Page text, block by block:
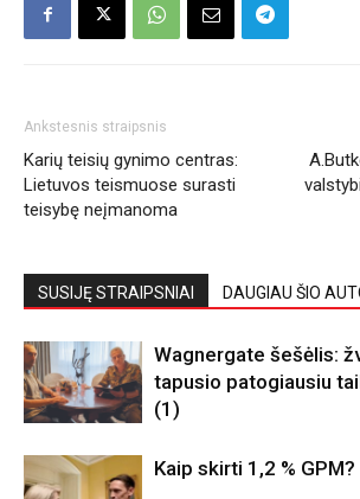
Ankstesnis straipsnis
Karių teisių gynimo centras:
Lietuvos teismuose surasti
teisybę neįmanoma
SUSIJĘ STRAIPSNIAI DAUGIAU ŠIO
Wagnergate šešėlis:
tapusio patogiausiu
(1)
Kaip skirti 1,2 % GPM?